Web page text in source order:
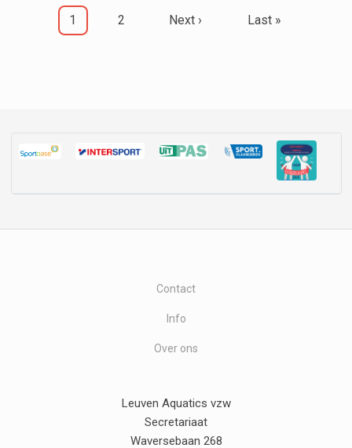
Pagination
Current page
1 Page
2 Next page
Next › Last page
Last »
Contact
Info
Over ons
Leuven Aquatics vzw
Secretariaat
Waversebaan 268